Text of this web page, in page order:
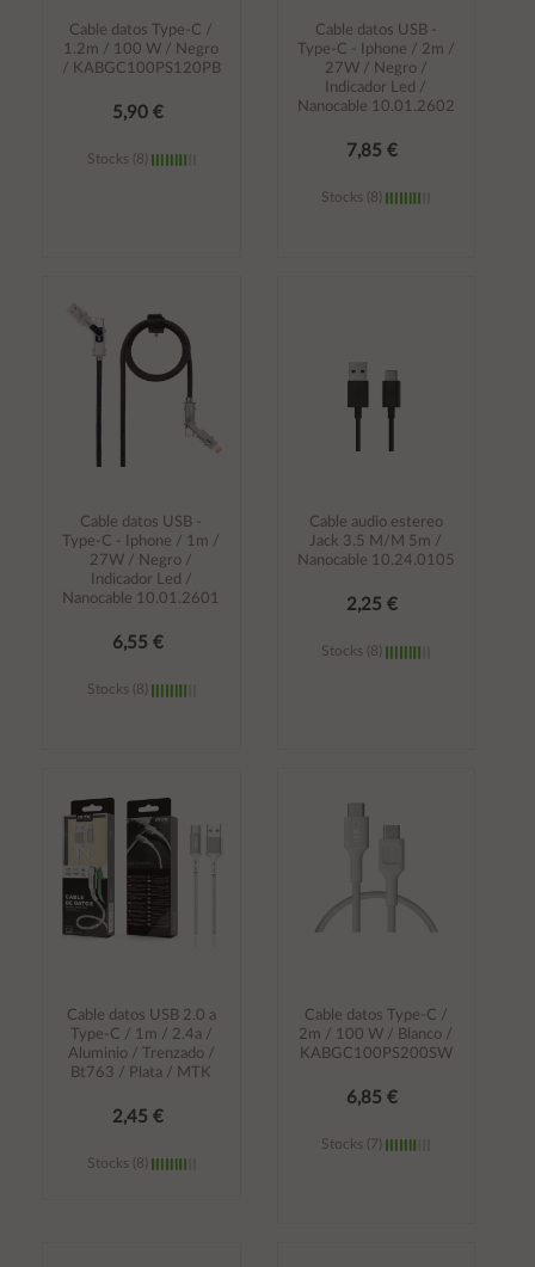
Cable datos Type-C /
1.2m / 100 W / Negro
/ KABGC100PS120PB
5,90 €
Stocks (8)
carrito
Cable datos USB -
Type-C - Iphone / 2m /
27W / Negro /
Indicador Led /
Nanocable 10.01.2602
7,85 €
Stocks (8)
Cable datos USB -
Type-C - Iphone / 1m /
27W / Negro /
Indicador Led /
Nanocable 10.01.2601
6,55 €
Stocks (8)
carrito
Cable audio estereo
Jack 3.5 M/M 5m /
Nanocable 10.24.0105
2,25 €
Stocks (8)
carrito
Cable datos USB 2.0 a
Type-C / 1m / 2.4a /
Aluminio / Trenzado /
Bt763 / Plata / MTK
2,45 €
Stocks (8)
Cable datos Type-C /
2m / 100 W / Blanco /
KABGC100PS200SW
6,85 €
Stocks (7)